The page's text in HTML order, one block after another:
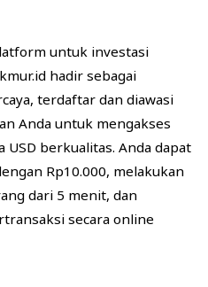
untuk investasi
hadir sebagai
terdaftar dan diawasi
Anda untuk mengakses
berkualitas. Anda dapat
Rp10.000, melakukan
dari 5 menit, dan
secara online